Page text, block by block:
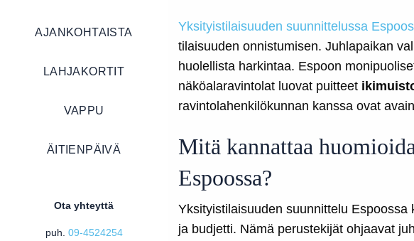
AJANKOHTAISTA
LAHJAKORTIT
VAPPU
ÄITIENPÄIVÄ
Ota yhteyttä
puh. 09-4524254
Yksityistilaisuuden suunnittelussa
tilaisuuden onnistumisen. Juhlapaikan
huolellista harkintaa. Espoon
näköalaravintolat luovat puitteet
ravintolahenkilökunnan kanssa ovat
Mitä kannattaa
Espoossa?
Yksityistilaisuuden suunnittelu
ja budjetti. Nämä perustekijät ohjaavat